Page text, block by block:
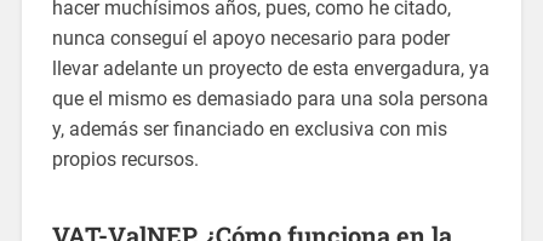
hacer muchísimos años, pues, como he citado,
nunca conseguí el apoyo necesario para poder
llevar adelante un proyecto de esta envergadura, ya
que el mismo es demasiado para una sola persona
y, además ser financiado en exclusiva con mis
propios recursos.
VAT-ValNEP. ¿Cómo funciona en la